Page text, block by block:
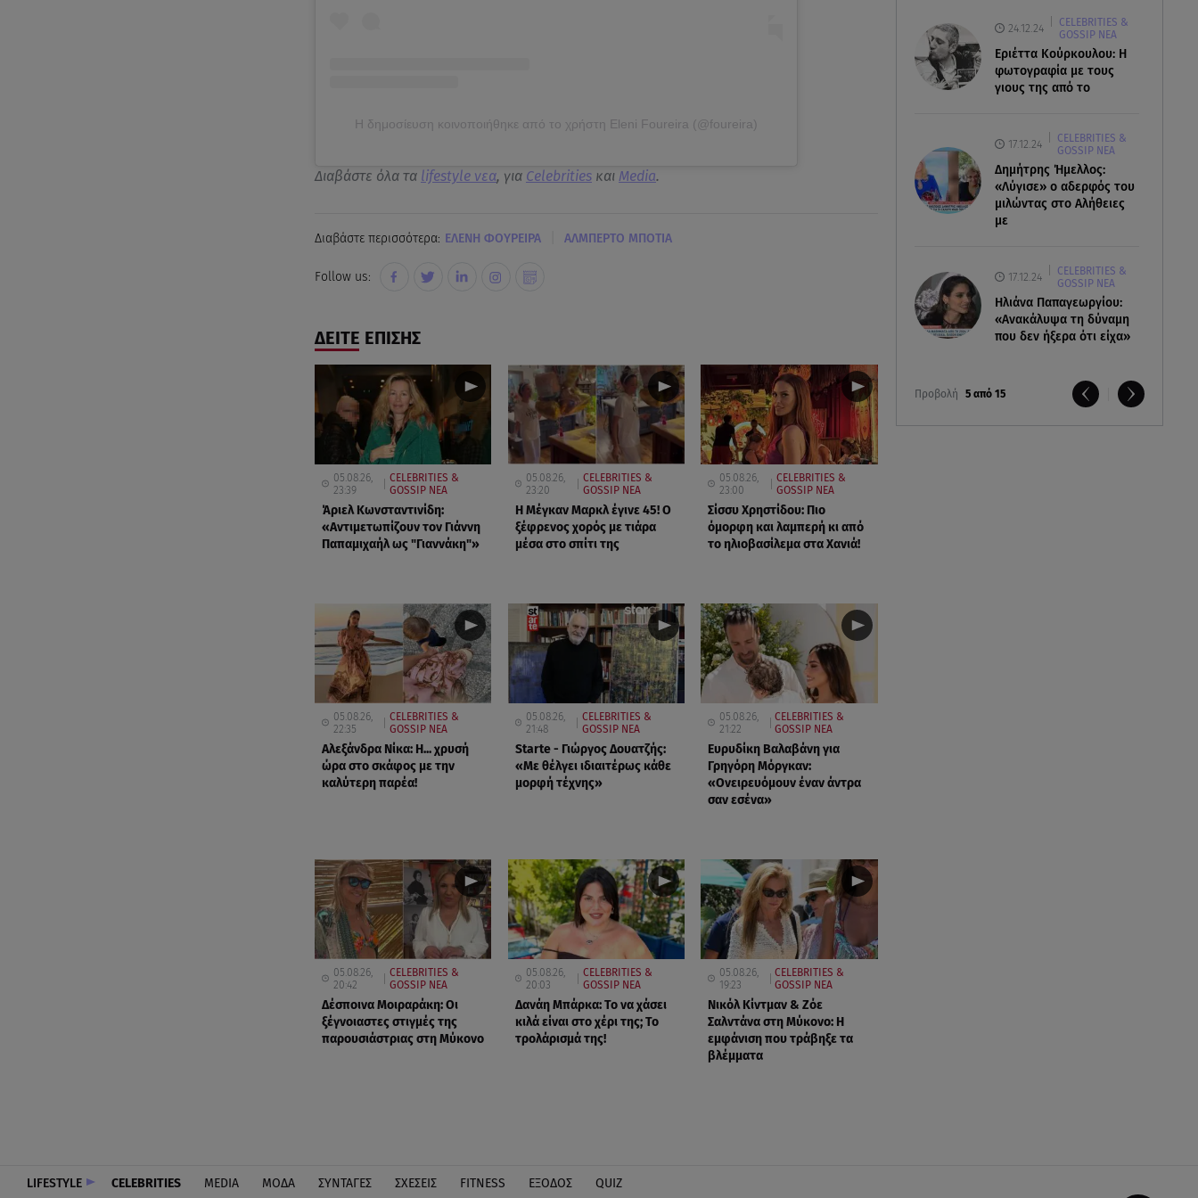
24.12.24
CELEBRITIES &
GOSSIP ΝΕΑ
Εριέττα Κούρκουλου: Η
φωτογραφία με τους
γιους της από το
17.12.24
CELEBRITIES &
GOSSIP ΝΕΑ
Δημήτρης Ήμελλος:
«Λύγισε» ο αδερφός του
μιλώντας στο Αλήθειες
με
17.12.24
CELEBRITIES &
GOSSIP ΝΕΑ
Ηλιάνα Παπαγεωργίου:
«Ανακάλυψα τη δύναμη
που δεν ήξερα ότι είχα»
Προβολή 5 από 15
Η δημοσίευση κοινοποιήθηκε από το χρήστη Eleni Foureira (@foureira)
Διαβάστε όλα τα lifestyle νεα, για Celebritiesκαι Media.
Διαβάστε περισσότερα: ΕΛΕΝΗ ΦΟΥΡΕΙΡΑ ΑΛΜΠΕΡΤΟ ΜΠΟΤΙΑ
Follow us:
ΔΕΙΤΕ ΕΠΙΣΗΣ
05.08.26,
23:39
CELEBRITIES &
GOSSIP ΝΕΑ
Άριελ Κωνσταντινίδη:
«Αντιμετωπίζουν τον Γιάννη
Παπαμιχαήλ ως "Γιαννάκη"»
05.08.26,
23:20
CELEBRITIES &
GOSSIP ΝΕΑ
Η Μέγκαν Μαρκλ έγινε 45! Ο
ξέφρενος χορός με τιάρα
μέσα στο σπίτι της
05.08.26,
23:00
CELEBRITIES &
GOSSIP ΝΕΑ
Σίσσυ Χρηστίδου: Πιο
όμορφη και λαμπερή κι από
το ηλιοβασίλεμα στα Χανιά!
05.08.26,
22:35
CELEBRITIES &
GOSSIP ΝΕΑ
Αλεξάνδρα Νίκα: Η... χρυσή
ώρα στο σκάφος με την
καλύτερη παρέα!
05.08.26,
21:48
CELEBRITIES &
GOSSIP ΝΕΑ
Starte - Γιώργος Δουατζής:
«Με θέλγει ιδιαιτέρως κάθε
μορφή τέχνης»
05.08.26,
21:22
CELEBRITIES &
GOSSIP ΝΕΑ
Ευρυδίκη Βαλαβάνη για
Γρηγόρη Μόργκαν:
«Oνειρευόμουν έναν άντρα
σαν εσένα»
05.08.26,
20:42
CELEBRITIES &
GOSSIP ΝΕΑ
Δέσποινα Μοιραράκη: Οι
ξέγνοιαστες στιγμές της
παρουσιάστριας στη Μύκονο
05.08.26,
20:03
CELEBRITIES &
GOSSIP ΝΕΑ
Δανάη Μπάρκα: Το να χάσει
κιλά είναι στο χέρι της; Το
τρολάρισμά της!
05.08.26,
19:23
CELEBRITIES &
GOSSIP ΝΕΑ
Νικόλ Κίντμαν & Ζόε
Σαλντάνα στη Μύκονο: Η
εμφάνιση που τράβηξε τα
βλέμματα
LIFESTYLE CELEBRITIES MEDIA ΜΟΔΑ ΣΥΝΤΑΓΕΣ ΣΧΕΣΕΙΣ FITNESS ΕΞΟΔΟΣ QUIZ